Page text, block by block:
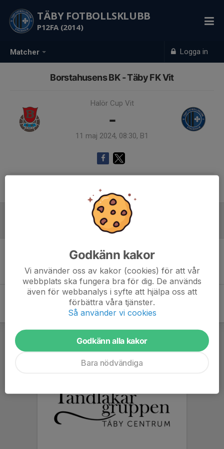
Matcher Logga in
TÄBY FOTBOLLSKLUBB
P12FA (2014)
Borstahusens BK - Täby FK Vit
Halör Cup Vit
-
11 maj 2024, 08:30, B1
Samling 08:30
Inget referat skrivet
Godkänn kakor
Vi använder oss av kakor (cookies) för att vår
webbplats ska fungera bra för dig. De används
även för webbanalys i syfte att hjälpa oss att
förbättra våra tjänster.
Så använder vi cookies
Godkänn alla kakor
Bara nödvändiga